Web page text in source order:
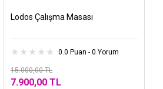
Lodos Çalışma Masası
0.0 Puan - 0 Yorum
15.000,00 TL
7.900,00 TL